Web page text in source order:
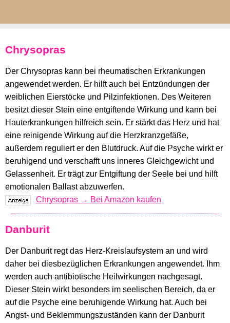
Chrysopras
Der Chrysopras kann bei rheumatischen Erkrankungen
angewendet werden. Er hilft auch bei Entzündungen der
weiblichen Eierstöcke und Pilzinfektionen. Des Weiteren
besitzt dieser Stein eine entgiftende Wirkung und kann bei
Hauterkrankungen hilfreich sein. Er stärkt das Herz und hat
eine reinigende Wirkung auf die Herzkranzgefäße,
außerdem reguliert er den Blutdruck. Auf die Psyche wirkt er
beruhigend und verschafft uns inneres Gleichgewicht und
Gelassenheit. Er trägt zur Entgiftung der Seele bei und hilft
emotionalen Ballast abzuwerfen.
Chrysopras → Bei Amazon kaufen
Danburit
Der Danburit regt das Herz-Kreislaufsystem an und wird
daher bei diesbezüglichen Erkrankungen angewendet. Ihm
werden auch antibiotische Heilwirkungen nachgesagt.
Dieser Stein wirkt besonders im seelischen Bereich, da er
auf die Psyche eine beruhigende Wirkung hat. Auch bei
Angst- und Beklemmungszuständen kann der Danburit